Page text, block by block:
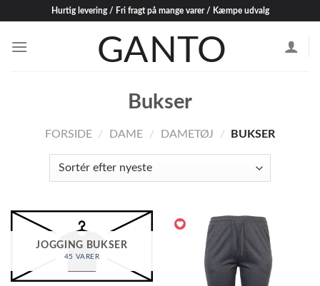
content
Hurtig levering / Fri fragt på mange varer / Kæmpe udvalg
Bukser
FORSIDE / DAME / DAMETØJ / BUKSER
JOGGING BUKSER
45 VARER